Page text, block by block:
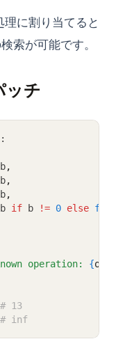
に割り当てると
索が可能です。
ッチ
b,
b,
b,
b if b != 0 else
operation: {
# 13
# inf